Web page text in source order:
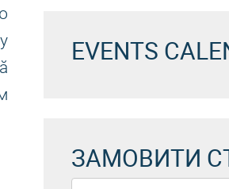
EVENTS
ЗАМОВИТИ